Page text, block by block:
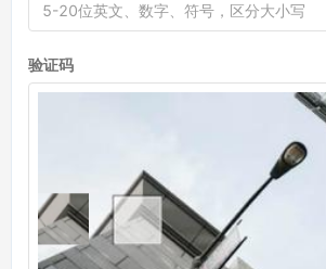
验证码